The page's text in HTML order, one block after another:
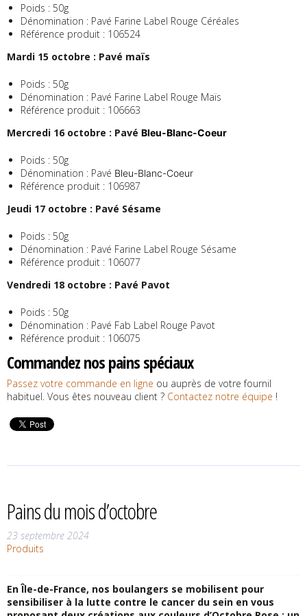
Poids : 50g
Dénomination : Pavé Farine Label Rouge Céréales
Référence produit : 106524
Mardi 15 octobre : Pavé maïs
Poids : 50g
Dénomination : Pavé Farine Label Rouge Maïs
Référence produit : 106663
Mercredi 16 octobre : Pavé Bleu-Blanc-Coeur
Poids : 50g
Dénomination : Pavé Bleu-Blanc-Coeur
Référence produit : 106987
Jeudi 17 octobre : Pavé Sésame
Poids : 50g
Dénomination : Pavé Farine Label Rouge Sésame
Référence produit : 106077
Vendredi 18 octobre : Pavé Pavot
Poids : 50g
Dénomination : Pavé Fab Label Rouge Pavot
Référence produit : 106075
Commandeznos pains spéciaux
Passez votre commande en ligne ou auprès de votre fournil
habituel. Vous êtes nouveau client ? Contactez notre équipe !
Pains du mois d’octobre
23 septembre 2024
Produits
En Île-de-France, nos boulangers se mobilisent pour
sensibiliser à la lutte contre le cancer du sein en vous